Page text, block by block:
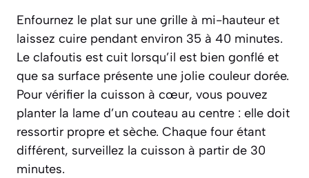
Enfournez le plat sur une grille à mi-hauteur et
laissez cuire pendant environ 35 à 40 minutes.
Le clafoutis est cuit lorsqu’il est bien gonflé et
que sa surface présente une jolie couleur dorée.
Pour vérifier la cuisson à cœur, vous pouvez
planter la lame d’un couteau au centre : elle doit
ressortir propre et sèche. Chaque four étant
différent, surveillez la cuisson à partir de 30
minutes.